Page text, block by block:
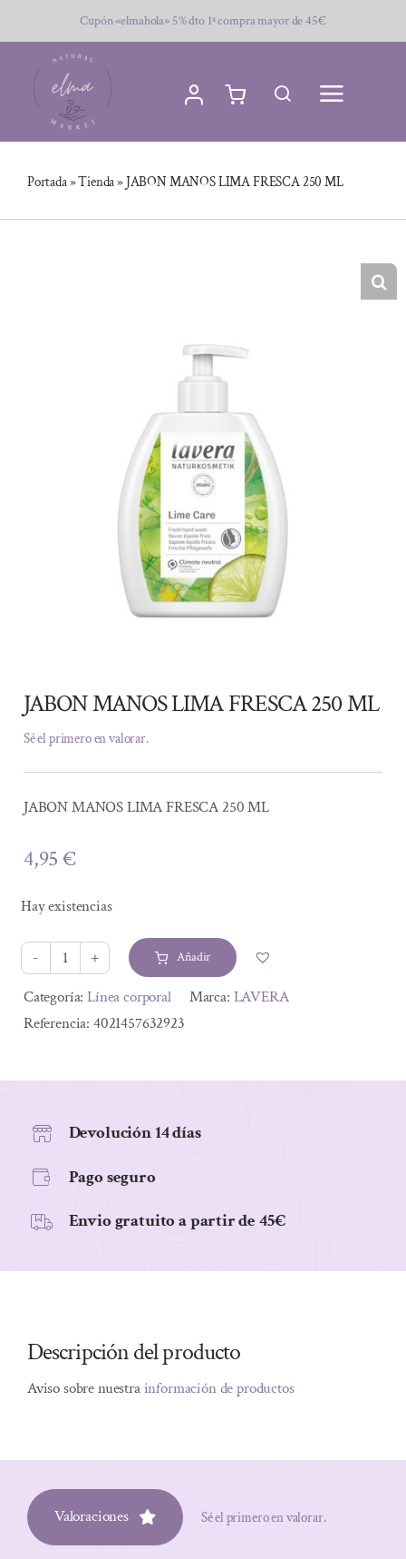
al
contenido
Cupón «elmahola» 5% dto 1ª compra mayor de 45€
Portada»Tienda»JABON MANOS LIMA FRESCA 250 ML
JABON MANOS LIMA FRESCA 250 ML
Sé el primero en valorar.
JABON MANOS LIMA FRESCA 250 ML
4,95€
Hay existencias
JABON
MANOS
LIMA
cantidad
Añadir
Alternative:
Categoría:Línea corporal Marca: LAVERA
Referencia: 4021457632923
Devolución 14 días
Pago seguro
Envio gratuito a partir de 45€
Descripción del producto
Aviso sobre nuestrainformación de productos
Valoraciones Sé el primero en valorar.